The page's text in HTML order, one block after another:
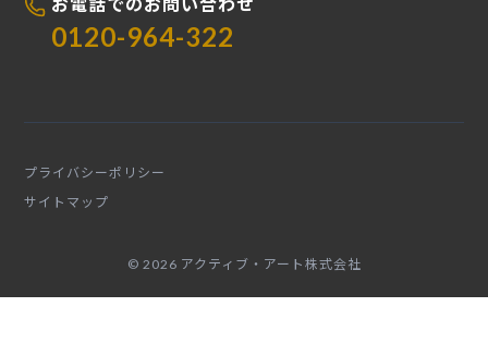
0120-964-322
プライバシーポリシー
サイトマップ
© 2026 アクティブ・アート株式会社